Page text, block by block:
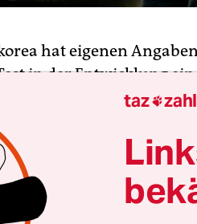
hat eigenen
in der Entwicklung
Einen Tag nach dem
Sonntag, durch den Test
geplanten
die Datenübertragung
die dazu eingesetzt
taz 